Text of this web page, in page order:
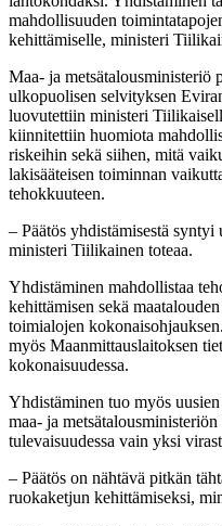
mahdollisuuden
kehittämiselle, ministeri
Maa- ja metsätalousministeriö
ulkopuolisen selvityksen
luovutettiin ministeri
kiinnitettiin huomiota
riskeihin sekä siihen, mitä
lakisääteisen toiminnan
tehokkuuteen.
– Päätös yhdistämisestä
ministeri Tiilikainen toteaa.
Yhdistäminen mahdollistaa
kehittämisen sekä
toimialojen
myös Maanmittauslaitoksen
kokonaisuudessa.
Yhdistäminen tuo myös
maa- ja
tulevaisuudessa vain yksi
– Päätös on nähtävä pitkän
ruokaketjun kehittämiseksi,